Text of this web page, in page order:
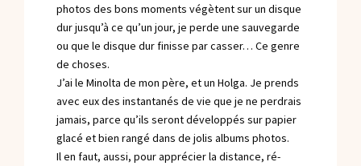
photos des bons moments végètent sur un disque
dur jusqu’à ce qu’un jour, je perde une sauvegarde
ou que le disque dur finisse par casser… Ce genre
de choses.
J’ai le Minolta de mon père, et un Holga. Je prends
avec eux des instantanés de vie que je ne perdrais
jamais, parce qu’ils seront développés sur papier
glacé et bien rangé dans de jolis albums photos.
Il en faut, aussi, pour apprécier la distance, ré-